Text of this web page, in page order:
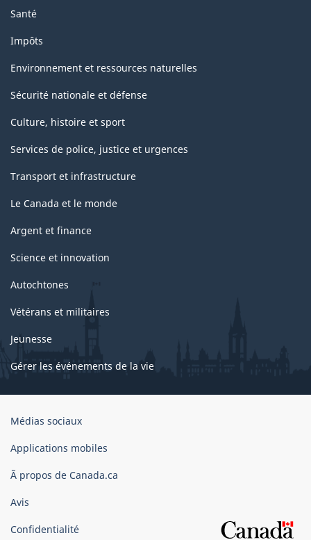
Santé
Impôts
Environnement et ressources naturelles
Sécurité nationale et défense
Culture, histoire et sport
Services de police, justice et urgences
Transport et infrastructure
Le Canada et le monde
Argent et finance
Science et innovation
Autochtones
Vétérans et militaires
Jeunesse
Gérer les événements de la vie
Organisation
gouvernement
Canada
Médias sociaux
Applications mobiles
Ã propos de Canada.ca
Avis
Confidentialité